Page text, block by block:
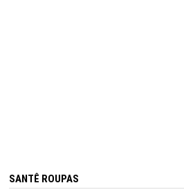
SANTÊ ROUPAS